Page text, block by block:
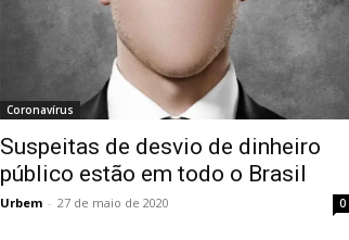
Coronavírus
Suspeitas de desvio de dinheiro
público estão em todo o Brasil
Urbem - 27 de maio de 2020 0